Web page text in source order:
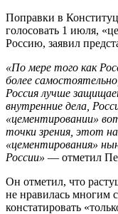
Поправки в
голосовать 1 июля,
Россию, заявил
«По мере того как
более
Россия лучше
внутренние дела,
«цементировании»
точки зрения, этот
«цементирования»
России» — отметил
Он отметил, что
не нравилась многим
констатировать